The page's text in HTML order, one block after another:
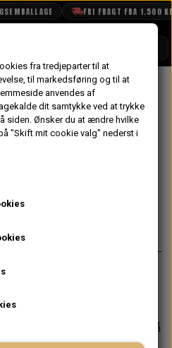
FRI FRAGT FRA 1.500
Front
96->
kr.
JRC8000
ved toppen af motor
Varen er på
1-2 dages leveringstid
fra tredjeparter til at
til markedsføring og til at
anvendes af
dit samtykke ved at trykke
siden. Ønsker du at ændre hvilke
"Skift mit cookie valg" nederst i